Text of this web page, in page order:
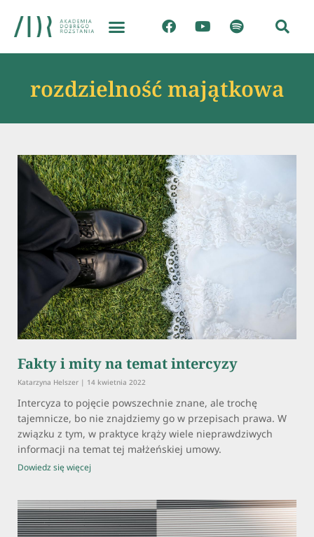
rozdzielność majątkowa
Fakty i mity na temat intercyzy
Katarzyna Helszer 14 kwietnia 2022
Intercyza to pojęcie powszechnie znane, ale trochę
tajemnicze, bo nie znajdziemy go w przepisach prawa. W
związku z tym, w praktyce krąży wiele nieprawdziwych
informacji na temat tej małżeńskiej umowy.
Dowiedz się więcej